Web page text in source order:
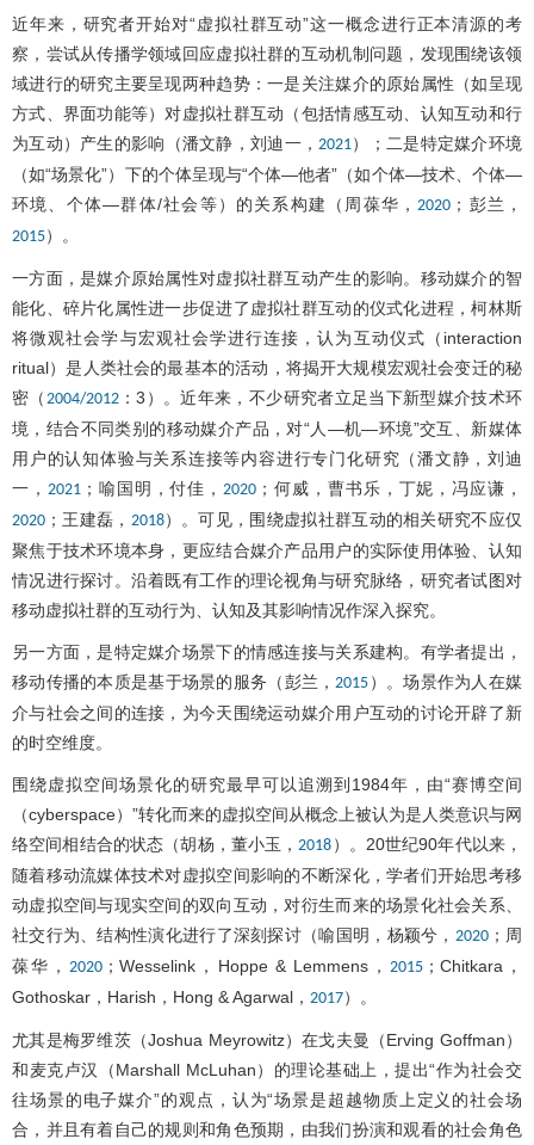
近年来，研究者开始对“虚拟社群互动”这一概念进行正本清源的考
察，尝试从传播学领域回应虚拟社群的互动机制问题，发现围绕该领
域进行的研究主要呈现两种趋势：一是关注媒介的原始属性（如呈现
方式、界面功能等）对虚拟社群互动（包括情感互动、认知互动和行
为互动）产生的影响（潘文静，刘迪一， 2021）；二是特定媒介环境
（如“场景化”）下的个体呈现与“个体—他者”（如个体—技术、个体—
环境、个体—群体/社会等）的关系构建（周葆华， 2020 ；彭兰，
2015）。
一方面，是媒介原始属性对虚拟社群互动产生的影响。移动媒介的智
能化、碎片化属性进一步促进了虚拟社群互动的仪式化进程，柯林斯
将微观社会学与宏观社会学进行连接，认为互动仪式（interaction
ritual）是人类社会的最基本的活动，将揭开大规模宏观社会变迁的秘
密（ 2004/2012：3）。近年来，不少研究者立足当下新型媒介技术环
境，结合不同类别的移动媒介产品，对“人—机—环境”交互、新媒体
用户的认知体验与关系连接等内容进行专门化研究（潘文静，刘迪
一， 2021 ；喻国明，付佳， 2020 ；何威，曹书乐，丁妮，冯应谦，
2020 ；王建磊， 2018）。可见，围绕虚拟社群互动的相关研究不应仅
聚焦于技术环境本身，更应结合媒介产品用户的实际使用体验、认知
情况进行探讨。沿着既有工作的理论视角与研究脉络，研究者试图对
移动虚拟社群的互动行为、认知及其影响情况作深入探究。
另一方面，是特定媒介场景下的情感连接与关系建构。有学者提出，
移动传播的本质是基于场景的服务（彭兰， 2015 ）。场景作为人在媒
介与社会之间的连接，为今天围绕运动媒介用户互动的讨论开辟了新
的时空维度。
围绕虚拟空间场景化的研究最早可以追溯到1984年，由“赛博空间
（cyberspace）”转化而来的虚拟空间从概念上被认为是人类意识与网
络空间相结合的状态（胡杨，董小玉， 2018 ）。20世纪90年代以来，
随着移动流媒体技术对虚拟空间影响的不断深化，学者们开始思考移
动虚拟空间与现实空间的双向互动，对衍生而来的场景化社会关系、
社交行为、结构性演化进行了深刻探讨（喻国明，杨颖兮， 2020；周
葆华， 2020 ；Wesselink，Hoppe & Lemmens， 2015；Chitkara，
Gothoskar，Harish，Hong & Agarwal， 2017）。
尤其是梅罗维茨（Joshua Meyrowitz）在戈夫曼（Erving Goffman）
和麦克卢汉（Marshall McLuhan）的理论基础上，提出“作为社会交
往场景的电子媒介”的观点，认为“场景是超越物质上定义的社会场
合，并且有着自己的规则和角色预期，由我们扮演和观看的社会角色